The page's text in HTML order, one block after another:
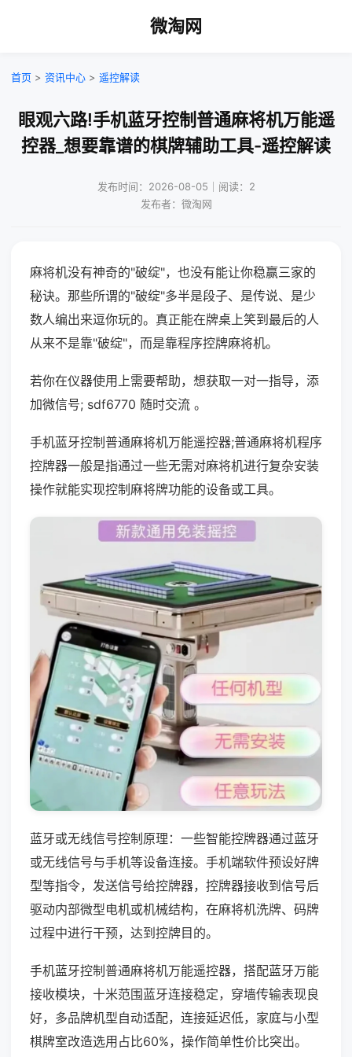
微淘网
首页 > 资讯中心 > 遥控解读
眼观六路!手机蓝牙控制普通麻将机万能遥
控器_想要靠谱的棋牌辅助工具-遥控解读
发布时间：2026-08-05｜阅读：2
发布者：微淘网
麻将机没有神奇的"破绽"，也没有能让你稳赢三家的
秘诀。那些所谓的"破绽"多半是段子、是传说、是少
数人编出来逗你玩的。真正能在牌桌上笑到最后的人
从来不是靠"破绽"，而是靠程序控牌麻将机。
若你在仪器使用上需要帮助，想获取一对一指导，添
加微信号; sdf6770 随时交流 。
手机蓝牙控制普通麻将机万能遥控器;普通麻将机程序
控牌器一般是指通过一些无需对麻将机进行复杂安装
操作就能实现控制麻将牌功能的设备或工具。
蓝牙或无线信号控制原理：一些智能控牌器通过蓝牙
或无线信号与手机等设备连接。手机端软件预设好牌
型等指令，发送信号给控牌器，控牌器接收到信号后
驱动内部微型电机或机械结构，在麻将机洗牌、码牌
过程中进行干预，达到控牌目的。
手机蓝牙控制普通麻将机万能遥控器，搭配蓝牙万能
接收模块，十米范围蓝牙连接稳定，穿墙传输表现良
好，多品牌机型自动适配，连接延迟低，家庭与小型
棋牌室改造选用占比60%，操作简单性价比突出。